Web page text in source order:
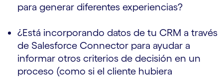
para generar diferentes experiencias?
¿Está incorporando datos de tu CRM a través
de Salesforce Connector para ayudar a
informar otros criterios de decisión en un
proceso (como si el cliente hubiera